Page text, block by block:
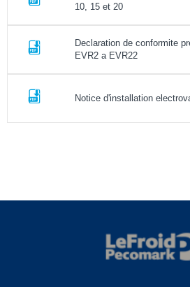
10, 15 et 20
Declaration de conformite
EVR2 a EVR22
Notice d'installation